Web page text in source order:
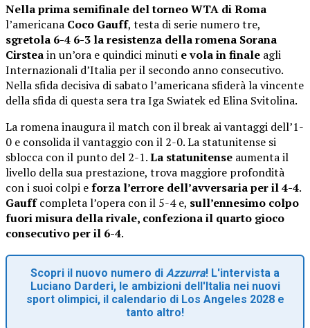
Nella prima semifinale del torneo WTA di Roma
l’americana Coco Gauff, testa di serie numero tre,
sgretola 6-4 6-3 la resistenza della romena Sorana
Cirsteain un’ora e quindici minuti e vola in finale agli
Internazionali d’Italia per il secondo anno consecutivo.
Nella sfida decisiva di sabato l’americana sfiderà la vincente
della sfida di questa sera tra Iga Swiatek ed Elina Svitolina.
La romena inaugura il match con il break ai vantaggi dell’1-
0 e consolida il vantaggio con il 2-0. La statunitense si
sblocca con il punto del 2-1.La statunitense aumenta il
livello della sua prestazione, trova maggiore profondità
con i suoi colpi eforza l’errore dell’avversaria per il 4-4.
Gauffcompleta l’opera con il 5-4 e, sull’ennesimo colpo
fuori misura della rivale, confeziona il quarto gioco
consecutivo per il 6-4.
Scopri il nuovo numero di Azzurra! L'intervista a
Luciano Darderi, le ambizioni dell'Italia nei nuovi
sport olimpici, il calendario di Los Angeles 2028 e
tanto altro!